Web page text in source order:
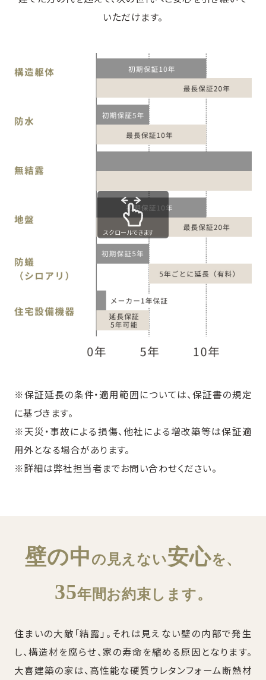
いただけます。
スクロールできます
※保証延長の条件・適用範囲については、保証書の規定
に基づきます。
※天災・事故による損傷、他社による増改築等は保証適
用外となる場合があります。
※詳細は弊社担当者までお問い合わせください。
壁の中の見えない安心を、
35年間お約束します。
住まいの大敵「結露」。それは見えない壁の内部で発生
し、構造材を腐らせ、家の寿命を縮める原因となります。
大喜建築の家は、高性能な硬質ウレタンフォーム断熱材